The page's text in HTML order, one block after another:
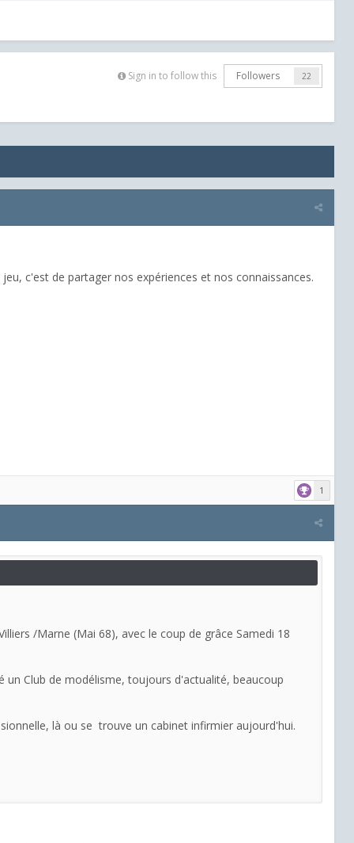
Sign in to follow this Followers 22
c'est de partager nos expériences et nos connaissances.
1
/Marne (Mai 68), avec le coup de grâce Samedi 18
un Club de modélisme, toujours d'actualité, beaucoup
là ou se trouve un cabinet infirmier aujourd'hui.